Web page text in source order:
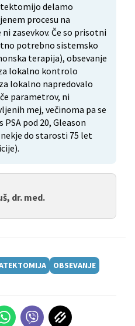
delamo
procesu na
zasevkov. Če so prisotni
potrebno sistemsko
terapija), obsevanje
lokalno kontrolo
lokalno napredovalo
parametrov, ni
mej, večinoma pa se
pod 20, Gleason
do starosti 75 let
dr. med.
OBSEVANJE